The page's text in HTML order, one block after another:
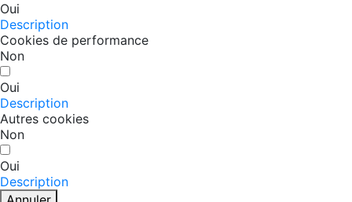
Oui
Description
Cookies de performance
Non
Oui
Description
Autres cookies
Non
Oui
Description